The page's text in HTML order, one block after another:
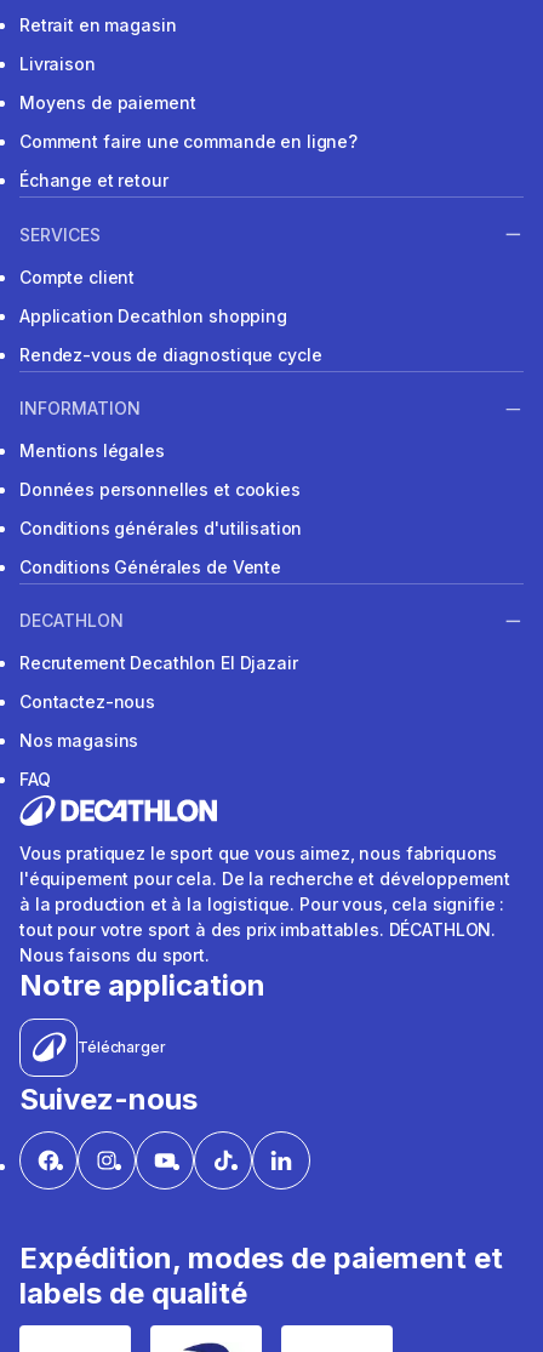
Retrait en magasin
Livraison
Moyens de paiement
Comment faire une commande en ligne?
Échange et retour
SERVICES
Compte client
Application Decathlon shopping
Rendez-vous de diagnostique cycle
INFORMATION
Mentions légales
Données personnelles et cookies
Conditions générales d'utilisation
Conditions Générales de Vente
DECATHLON
Recrutement Decathlon El Djazair
Contactez-nous
Nos magasins
FAQ
Vous pratiquez le sport que vous aimez, nous fabriquons
l'équipement pour cela. De la recherche et développement
à la production et à la logistique. Pour vous, cela signifie :
tout pour votre sport à des prix imbattables. DÉCATHLON.
Nous faisons du sport.
Notre application
Télécharger
Suivez-nous
Expédition, modes de paiement et
labels de qualité